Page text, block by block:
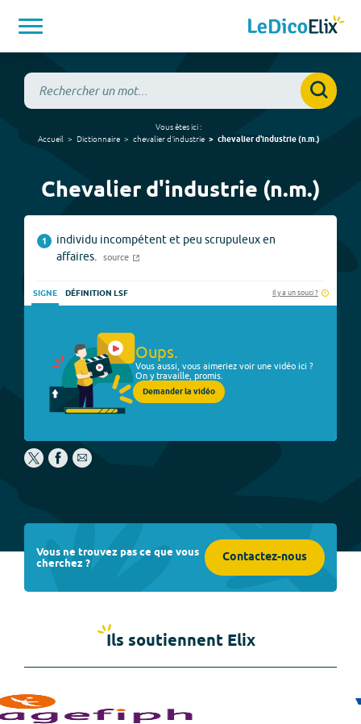
Vous êtes ici :
Accueil
Dictionnaire chevalier d'industrie chevalier d'industrie(n.m.)
Chevalier d'industrie (n.m.)
1
individu incompétent et peu scrupuleux en
affaires.
source
SIGNE DÉFINITION LSF Il y a un souci ?
Oups.
Vous aussi, vous aimeriez voir une vidéo ici ?
On y travaille, promis.
Demander la vidéo
Vous ne trouvez pas ce que vous
cherchez ? Contactez-nous
Ils soutiennent Elix